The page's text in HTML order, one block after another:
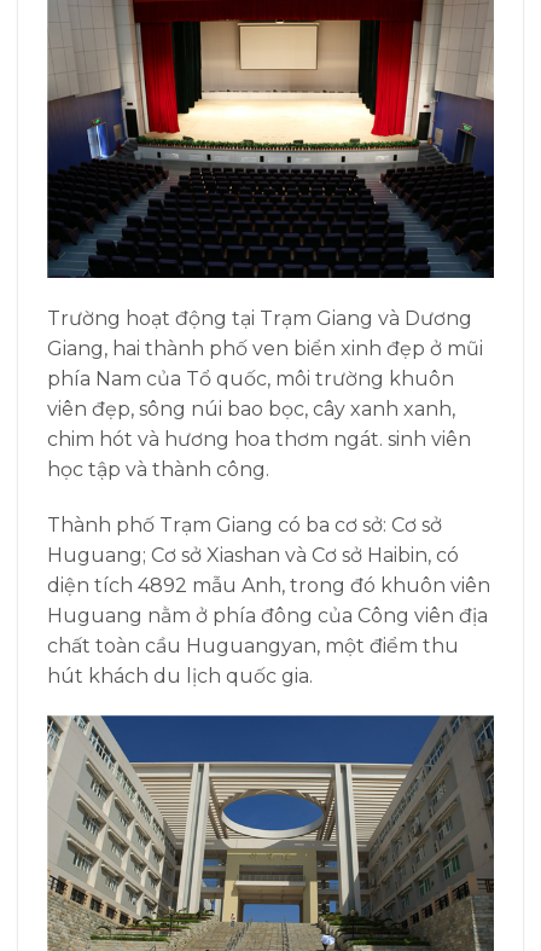
Trường hoạt động tại Trạm Giang và Dương
Giang, hai thành phố ven biển xinh đẹp ở mũi
phía Nam của Tổ quốc, môi trường khuôn
viên đẹp, sông núi bao bọc, cây xanh xanh,
chim hót và hương hoa thơm ngát. sinh viên
học tập và thành công.
Thành phố Trạm Giang có ba cơ sở: Cơ sở
Huguang; Cơ sở Xiashan và Cơ sở Haibin, có
diện tích 4892 mẫu Anh, trong đó khuôn viên
Huguang nằm ở phía đông của Công viên địa
chất toàn cầu Huguangyan, một điểm thu
hút khách du lịch quốc gia.